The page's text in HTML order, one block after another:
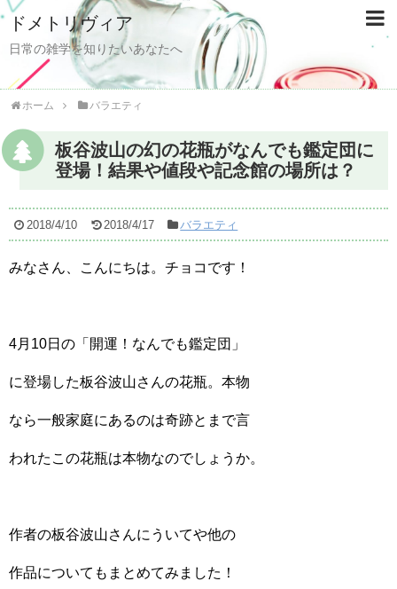
ドメトリヴィア
日常の雑学を知りたいあなたへ
ホーム バラエティ
板谷波山の幻の花瓶がなんでも鑑定団に
登場！結果や値段や記念館の場所は？
2018/4/10 2018/4/17 バラエティ
みなさん、こんにちは。チョコです！
4月10日の「開運！なんでも鑑定団」
に登場した板谷波山さんの花瓶。本物
なら一般家庭にあるのは奇跡とまで言
われたこの花瓶は本物なのでしょうか。
作者の板谷波山さんにういてや他の
作品についてもまとめてみました！